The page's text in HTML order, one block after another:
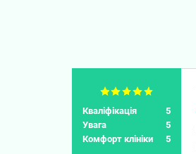
Кваліфікація
5
Увага
5
Комфорт клініки
5